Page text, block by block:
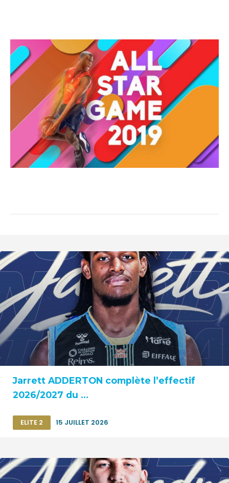
Jarrett ADDERTON complète l’effectif
2026/2027 du ...
ELITE 2 15 JUILLET 2026